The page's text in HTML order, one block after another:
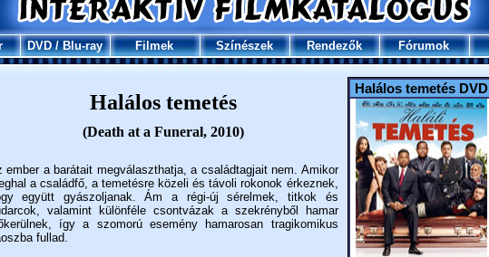
DVD/Blu-ray Filmek Színészek Rendezők Fórumok
Halálos temetés DVD
Halálos temetés
(Death at a Funeral, 2010)
ember a barátait megválaszthatja, a családtagjait nem. Amikor
a családfő, a temetésre közeli és távoli rokonok érkeznek,
együtt gyászoljanak. Ám a régi-új sérelmek, titkok és
valamint különféle csontvázak a szekrényből hamar
így a szomorú esemény hamarosan tragikomikus
fullad.